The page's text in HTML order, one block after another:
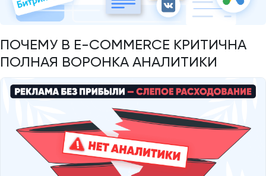
ПОЧЕМУ В E-COMMERCE КРИТИЧНА
ПОЛНАЯ ВОРОНКА АНАЛИТИКИ